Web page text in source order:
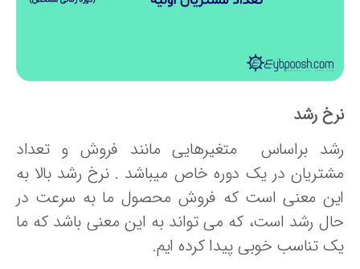
رشد
براساس متغیرهایی مانند فروش و تعداد
در یک دوره خاص میباشد . نرخ رشد بالا به
معنی است که فروش محصول ما به سرعت در
رشد است، که می تواند به این معنی باشد که ما
تناسب خوبی پیدا کرده ایم.